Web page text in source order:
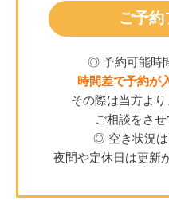
ご予約
◎ 予約可能時
時間差で予約が
その際は当方よ
ご相談をさせ
◎ 空き状況は
夜間や定休日は更新